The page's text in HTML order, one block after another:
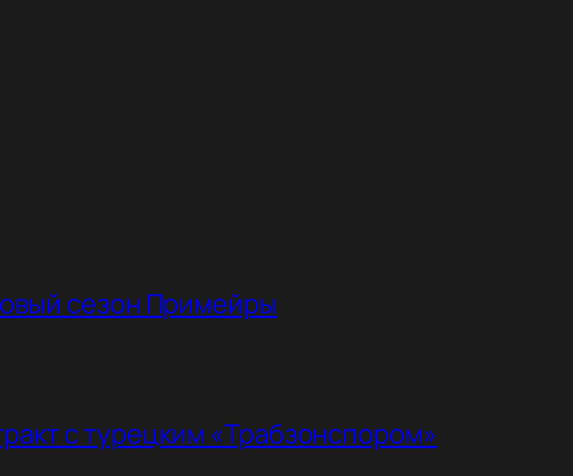
сезон Примейры
с турецким «Трабзонспором»